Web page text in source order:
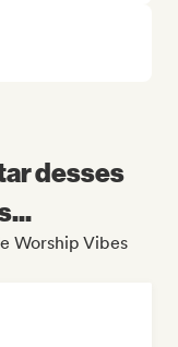
desses
Worship Vibes